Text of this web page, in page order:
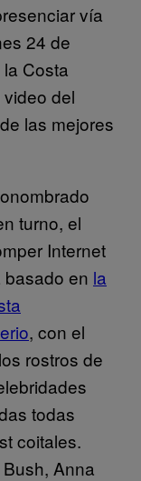
vía
24 de
Costa
del
las mejores
turno, el
Internet
en la
, con el
rostros de
todas
coitales.
Anna